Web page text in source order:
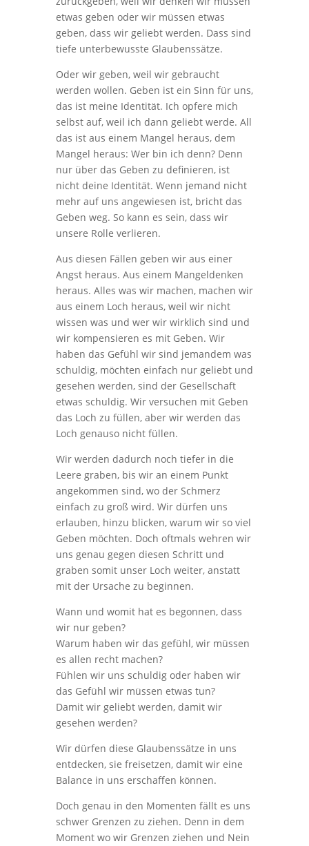
etwas geben oder wir müssen etwas
geben, dass wir geliebt werden. Dass sind
tiefe unterbewusste Glaubenssätze.
Oder wir geben, weil wir gebraucht
werden wollen. Geben ist ein Sinn für uns,
das ist meine Identität. Ich opfere mich
selbst auf, weil ich dann geliebt werde. All
das ist aus einem Mangel heraus, dem
Mangel heraus: Wer bin ich denn? Denn
nur über das Geben zu definieren, ist
nicht deine Identität. Wenn jemand nicht
mehr auf uns angewiesen ist, bricht das
Geben weg. So kann es sein, dass wir
unsere Rolle verlieren.
Aus diesen Fällen geben wir aus einer
Angst heraus. Aus einem Mangeldenken
heraus. Alles was wir machen, machen wir
aus einem Loch heraus, weil wir nicht
wissen was und wer wir wirklich sind und
wir kompensieren es mit Geben. Wir
haben das Gefühl wir sind jemandem was
schuldig, möchten einfach nur geliebt und
gesehen werden, sind der Gesellschaft
etwas schuldig. Wir versuchen mit Geben
das Loch zu füllen, aber wir werden das
Loch genauso nicht füllen.
Wir werden dadurch noch tiefer in die
Leere graben, bis wir an einem Punkt
angekommen sind, wo der Schmerz
einfach zu groß wird. Wir dürfen uns
erlauben, hinzu blicken, warum wir so viel
Geben möchten. Doch oftmals wehren wir
uns genau gegen diesen Schritt und
graben somit unser Loch weiter, anstatt
mit der Ursache zu beginnen.
Wann und womit hat es begonnen, dass
wir nur geben?
Warum haben wir das gefühl, wir müssen
es allen recht machen?
Fühlen wir uns schuldig oder haben wir
das Gefühl wir müssen etwas tun?
Damit wir geliebt werden, damit wir
gesehen werden?
Wir dürfen diese Glaubenssätze in uns
entdecken, sie freisetzen, damit wir eine
Balance in uns erschaffen können.
Doch genau in den Momenten fällt es uns
schwer Grenzen zu ziehen. Denn in dem
Moment wo wir Grenzen ziehen und Nein